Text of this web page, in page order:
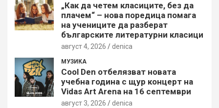
„Как да четем класиците, без да
плачем“ – нова поредица помага
на учениците да разберат
българските литературни класици
август 4, 2026 denica
МУЗИКА
Cool Den отбелязват новата
учебна година с щур концерт на
Vidas Art Arena на 16 септември
август 3, 2026 denica